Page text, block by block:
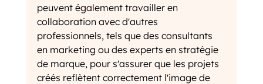
peuvent également travailler en
collaboration avec d'autres
professionnels, tels que des consultants
en marketing ou des experts en stratégie
de marque, pour s'assurer que les projets
créés reflètent correctement l'image de